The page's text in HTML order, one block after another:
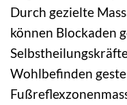
Durch gezielte
können Blockaden
Wohlbefinden